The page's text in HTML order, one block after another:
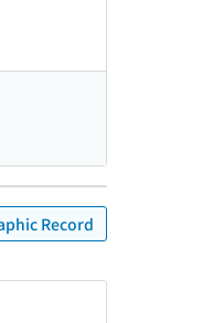
Record